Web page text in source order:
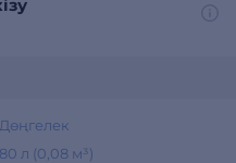
Дөңгелек
80 л (0,08 м³)